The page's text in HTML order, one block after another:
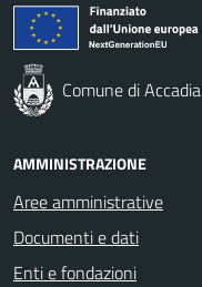
Comune di Accadia
AMMINISTRAZIONE
Aree amministrative
Documenti e dati
Enti e fondazioni